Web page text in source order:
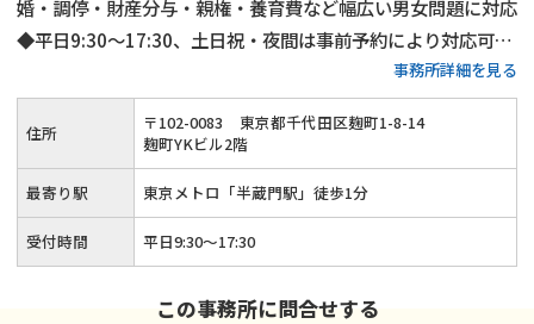
婚・調停・財産分与・親権・養育費など幅広い男女問題に対応
◆平日9:30～17:30、土日祝・夜間は事前予約により対応可◆
可能な限り話し合いで進め、迅速な事件解決を目指します
事務所詳細を見る
住所 〒102-0083
東京都千代田区麹町1-8-14
麹町YKビル2階
最寄り駅 東京メトロ「半蔵門駅」徒歩1分
受付時間 平日9:30〜17:30
この事務所に問合せする